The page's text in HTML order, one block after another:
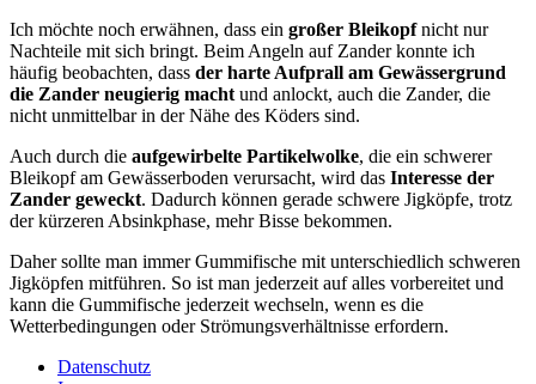
Ich möchte noch erwähnen, dass ein großer Bleikopfnicht nur
Nachteile mit sich bringt. Beim Angeln auf Zander konnte ich
häufig beobachten, dass der harte Aufprall am Gewässergrund
die Zander neugierig macht und anlockt, auch die Zander, die
nicht unmittelbar in der Nähe des Köders sind.
Auch durch die aufgewirbelte Partikelwolke, die ein schwerer
Bleikopf am Gewässerboden verursacht, wird das Interesse der
Zander geweckt. Dadurch können gerade schwere Jigköpfe, trotz
der kürzeren Absinkphase, mehr Bisse bekommen.
Daher sollte man immer Gummifische mit unterschiedlich schweren
Jigköpfen mitführen. So ist man jederzeit auf alles vorbereitet und
kann die Gummifische jederzeit wechseln, wenn es die
Wetterbedingungen oder Strömungsverhältnisse erfordern.
Datenschutz